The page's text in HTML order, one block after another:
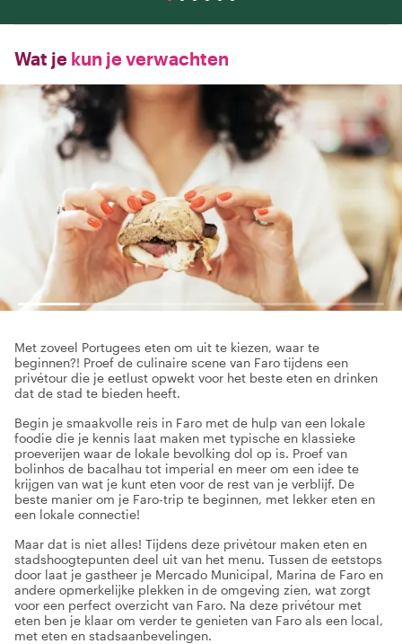
Wat je kun je verwachten
Met zoveel Portugees eten om uit te kiezen, waar te
beginnen?! Proef de culinaire scene van Faro tijdens een
privétour die je eetlust opwekt voor het beste eten en drinken
dat de stad te bieden heeft.
Begin je smaakvolle reis in Faro met de hulp van een lokale
foodie die je kennis laat maken met typische en klassieke
proeverijen waar de lokale bevolking dol op is. Proef van
bolinhos de bacalhau tot imperial en meer om een idee te
krijgen van wat je kunt eten voor de rest van je verblijf. De
beste manier om je Faro-trip te beginnen, met lekker eten en
een lokale connectie!
Maar dat is niet alles! Tijdens deze privétour maken eten en
stadshoogtepunten deel uit van het menu. Tussen de eetstops
door laat je gastheer je Mercado Municipal, Marina de Faro en
andere opmerkelijke plekken in de omgeving zien, wat zorgt
voor een perfect overzicht van Faro. Na deze privétour met
eten ben je klaar om verder te genieten van Faro als een local,
met eten en stadsaanbevelingen.